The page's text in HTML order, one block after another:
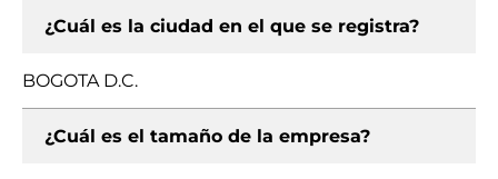
¿Cuál es la ciudad en el que se registra?
BOGOTA D.C.
¿Cuál es el tamaño de la empresa?